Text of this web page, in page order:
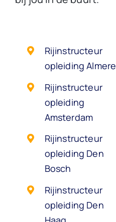
Rijinstructeur
opleiding Almere
Rijinstructeur
opleiding
Amsterdam
Rijinstructeur
opleiding Den
Bosch
Rijinstructeur
opleiding Den